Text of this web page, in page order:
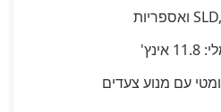
עם מנוע צעדים